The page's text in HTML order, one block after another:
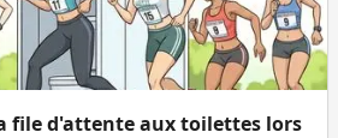
file d'attente aux toilettes lors